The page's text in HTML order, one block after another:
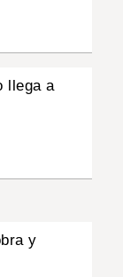
llega a
y